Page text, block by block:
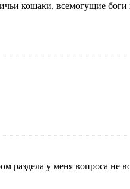
кошаки, всемогущие боги
раздела у меня вопроса не